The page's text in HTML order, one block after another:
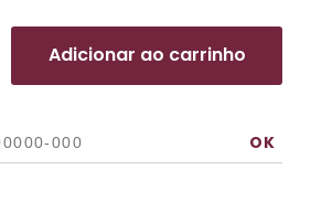
Adicionar ao carrinho